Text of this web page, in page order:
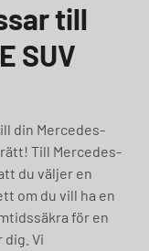
till
SUV
din Mercedes-
rätt! Till Mercedes-
du väljer en
om du vill ha en
för en
Vi